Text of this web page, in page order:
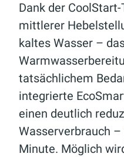
Dank der
mittlerer
kaltes Wasser –
tatsächlichem
integrierte
einen deutlich
Wasserverbrauch
Minute. Möglich